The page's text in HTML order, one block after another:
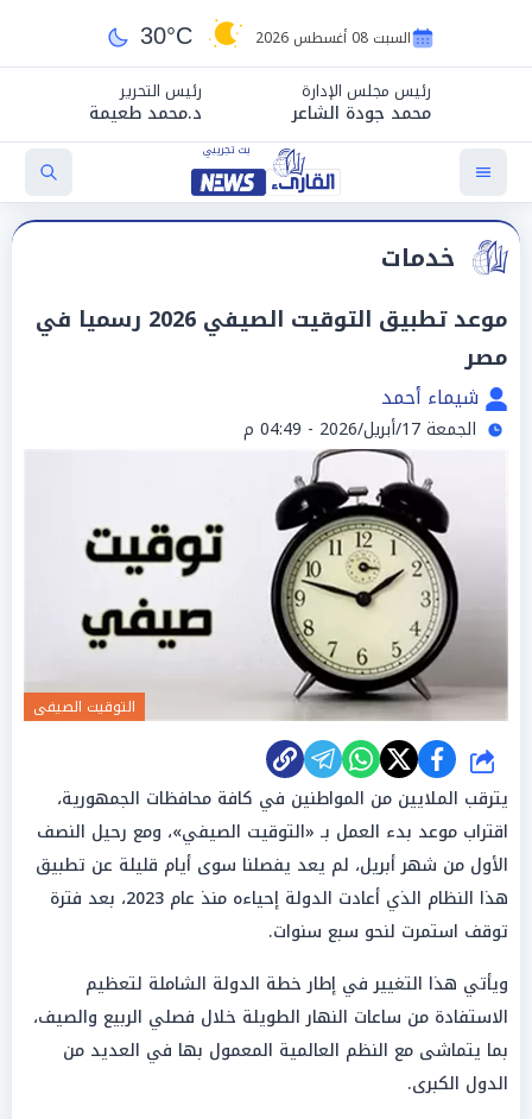
السبت 08 أغسطس 2026 30°C
رئيس مجلس الإدارة
محمد جودة الشاعر
رئيس التحرير
د.محمد طعيمة
خدمات
موعد تطبيق التوقيت الصيفي 2026 رسميا في
مصر
شيماء أحمد
الجمعة 17/أبريل/2026 - 04:49 م
التوقيت الصيفى
شارك
يترقب الملايين من المواطنين في كافة محافظات الجمهورية،
اقتراب موعد بدء العمل بـ «التوقيت الصيفي»، ومع رحيل النصف
الأول من شهر أبريل، لم يعد يفصلنا سوى أيام قليلة عن تطبيق
هذا النظام الذي أعادت الدولة إحياءه منذ عام 2023، بعد فترة
توقف استمرت لنحو سبع سنوات.
ويأتي هذا التغيير في إطار خطة الدولة الشاملة لتعظيم
الاستفادة من ساعات النهار الطويلة خلال فصلي الربيع والصيف،
بما يتماشى مع النظم العالمية المعمول بها في العديد من
الدول الكبرى.